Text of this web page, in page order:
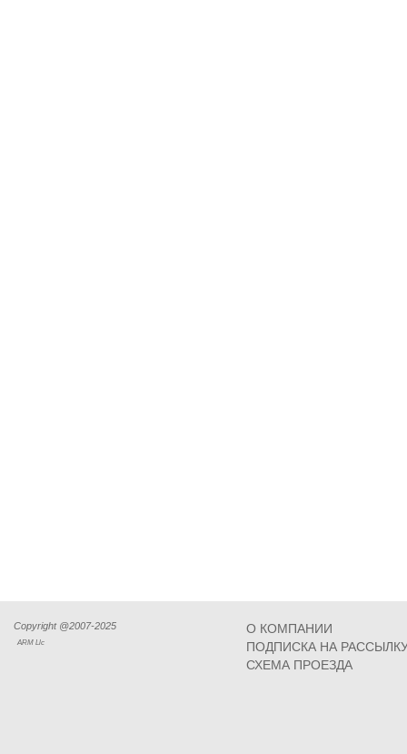
Copyright @2007-2025
ARM Llc
О КОМПАНИИ
ПОДПИСКА НА
СХЕМА ПРОЕЗДА